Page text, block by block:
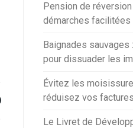
Pension de
démarches facilitées
Baignades
pour dissuader les
Évitez les
réduisez vos
Le Livret de